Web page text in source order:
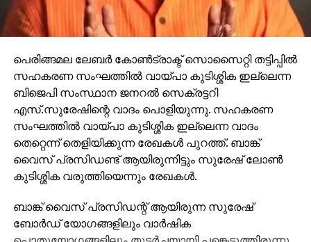
പെരിങ്ങമല ലേബര്‍ കോണ്‍ട്രാക്ട് സൊസൈറ്റി തട്ടിപ്പില്‍
സഹകരണ സംഘത്തില്‍ വായ്പാ കുടിശ്ശിക ഇല്ലെന്ന
ബിജെപി സംസ്ഥാന ജനറല്‍ സെക്രട്ടറി
എസ്.സുരേഷിന്റെ വാദം പൊളിയുന്നു. സഹകരണ
സംഘത്തില്‍ വായ്പാ കുടിശ്ശിക ഇല്ലെന്ന വാദം
തെറ്റെന്ന് തെളിയിക്കുന്ന രേഖകള്‍ പുറത്ത്. ബാങ്ക്
വൈസ് പ്രസിഡണ്ട് ആയിരുന്നിട്ടും സുരേഷ് ലോണ്‍
കുടിശ്ശിക വരുത്തിയെന്നും രേഖകള്‍.
ബാങ്ക് വൈസ് പ്രസിഡന്റ് ആയിരുന്ന സുരേഷ്
ബോര്‍ഡ് യോഗങ്ങളിലും വാര്‍ഷിക